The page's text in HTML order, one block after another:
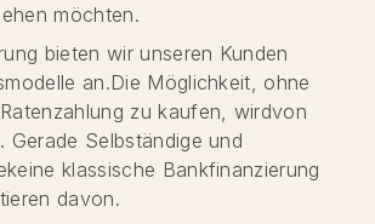
möchten.
bieten wir unseren Kunden
an.Die Möglichkeit, ohne
zu kaufen, wirdvon
Gerade Selbständige und
klassische Bankfinanzierung
davon.